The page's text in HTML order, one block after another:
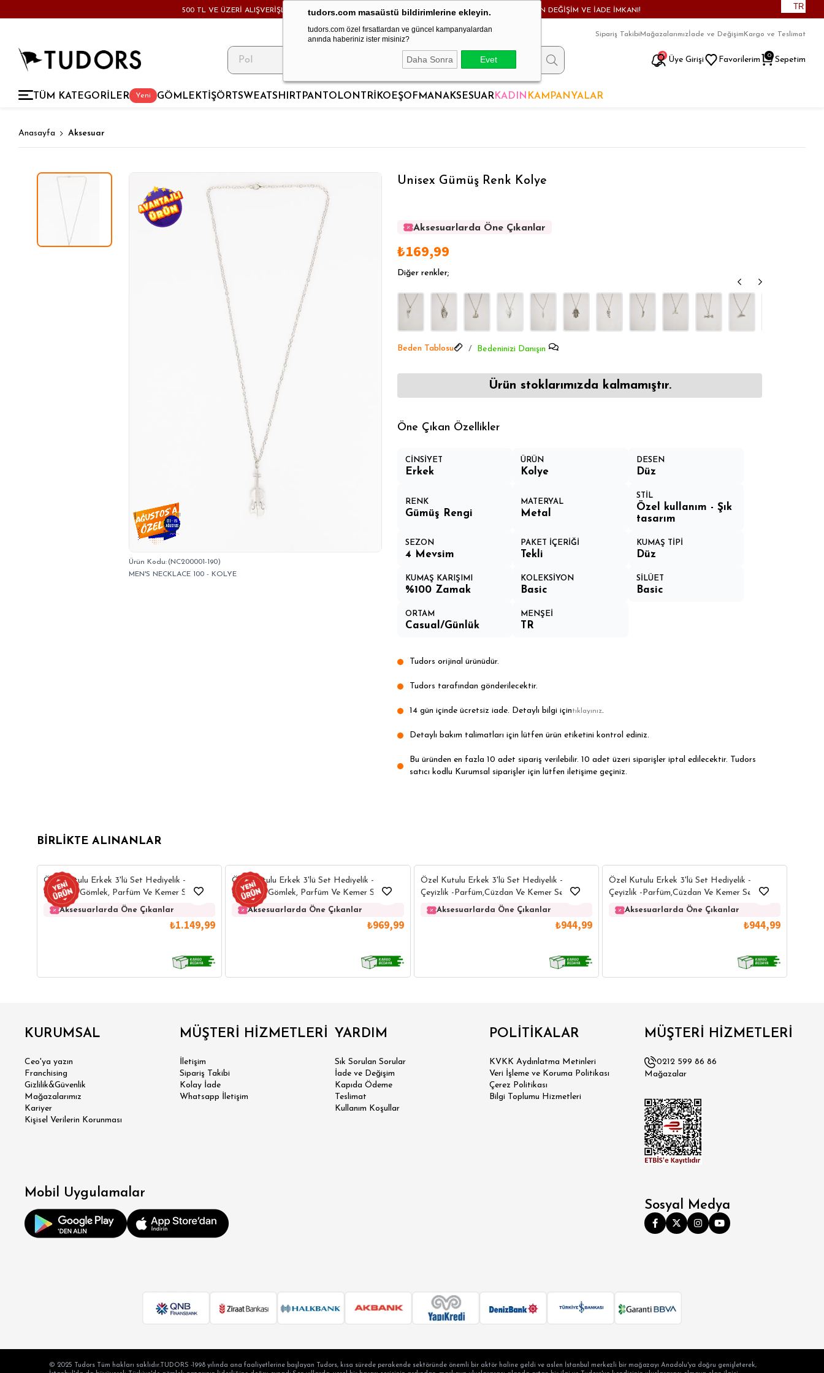
tudors.com masaüstü bildirimlerine ekleyin.
tudors.com özel fırsatlardan ve güncel kampanyalardan
anında haberiniz ister misiniz?
Daha Sonra Evet
500 TL VE ÜZERİ ALIŞVERİŞLERDE KARGO BEDAVA! - HAFTA İÇİ 24 SAATTE KARGODA! - MAĞAZADAN DEĞİŞİM VE İADE İMKANI! TR
9
Sipariş TakibiMağazalarımız İade ve Değişim Kargo ve Teslimat
Üye Girişi Favorilerim Sepetim
0
Yeni
TÜM KATEGORİLER GÖMLEK TİŞÖRT SWEATSHIRT PANTOLON TRİKO EŞOFMANAKSESUARKADIN KAMPANYALAR
Anasayfa Aksesuar
(NC200001-190)
MEN'S NECKLACE 100 - KOLYE
Unisex Gümüş Renk Kolye
Aksesuarlarda Öne Çıkanlar
Aksesuarlarda Öne Çıkanlar
Aksesuarlarda Öne Çıkanlar
₺169,99
Diğer renkler;
Beden Tablosu Bedeninizi Danışın
Ürün stoklarımızda kalmamıştır.
Öne Çıkan Özellikler
CİNSİYET
Erkek
ÜRÜN
Kolye
DESEN
Düz
RENK
Gümüş Rengi
MATERYAL
Metal
STİL
Özel kullanım - Şık
tasarım
SEZON
4 Mevsim
PAKET İÇERİĞİ
Tekli
KUMAŞ TİPİ
Düz
KUMAŞ KARIŞIMI
%100 Zamak
KOLEKSİYON
Basic
SİLÜET
Basic
ORTAM
Casual/Günlük
MENŞEİ
TR
Tudors orijinal ürünüdür.
Tudors tarafından gönderilecektir.
14 gün içinde ücretsiz iade. Detaylı bilgi içintıklayınız.
Detaylı bakım talimatları için lütfen ürün etiketini kontrol ediniz.
Bu üründen en fazla 10 adet sipariş verilebilir. 10 adet üzeri siparişler iptal edilecektir. Tudors
satıcı kodlu Kurumsal siparişler için lütfen iletişime geçiniz.
BIRLIKTE ALINANLAR
Özel Kutulu Erkek 3'lü Set Hediyelik -
Çeyizlik - Gömlek, Parfüm Ve Kemer Seti
Aksesuarlarda Öne Çıkanlar
₺1.149,99
Özel Kutulu Erkek 3'lü Set Hediyelik -
Çeyizlik - Gömlek, Parfüm Ve Kemer Seti
Aksesuarlarda Öne Çıkanlar
₺969,99
Özel Kutulu Erkek 3'lü Set Hediyelik -
Çeyizlik -Parfüm,Cüzdan Ve Kemer Seti
Aksesuarlarda Öne Çıkanlar
₺944,99
Özel Kutulu Erkek 3'lü Set Hediyelik -
Çeyizlik -Parfüm,Cüzdan Ve Kemer Seti
Aksesuarlarda Öne Çıkanlar
₺944,99
KURUMSAL
Ceo'ya yazın
Franchising
Gizlilik&Güvenlik
Mağazalarımız
Kariyer
Kişisel Verilerin Korunması
MÜŞTERİ HİZMETLERİ
İletişim
Sipariş Takibi
Kolay İade
Whatsapp İletişim
YARDIM
Sık Sorulan Sorular
İade ve Değişim
Kapıda Ödeme
Teslimat
Kullanım Koşullar
POLİTİKALAR
KVKK Aydınlatma Metinleri
Veri İşleme ve Koruma Politikası
Çerez Politikası
Bilgi Toplumu Hizmetleri
MÜŞTERİ HİZMETLERİ
0212 599 86 86
Mağazalar
Sosyal Medya
Mobil Uygulamalar
© 2025 Tudors Tüm hakları saklıdır.TUDORS -1998 yılında ana faaliyetlerine başlayan Tudors, kısa sürede perakende sektöründe önemli bir aktör haline geldi ve aslen İstanbul merkezli bir mağazayı Anadolu'ya doğru genişleterek,